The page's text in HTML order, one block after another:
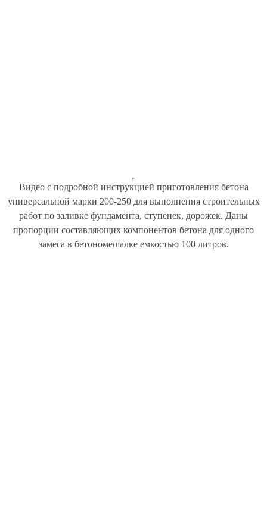
Видео с подробной инструкцией приготовления бетона
универсальной марки 200-250 для выполнения строительных
работ по заливке фундамента, ступенек, дорожек. Даны
пропорции составляющих компонентов бетона для одного
замеса в бетономешалке емкостью 100 литров.